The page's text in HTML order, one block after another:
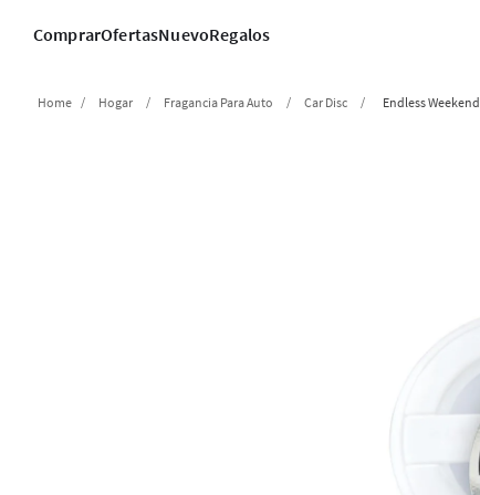
ComprarOfertasNuevoRegalos
Hogar Fragancia Para Auto Car Disc Endless Weekend